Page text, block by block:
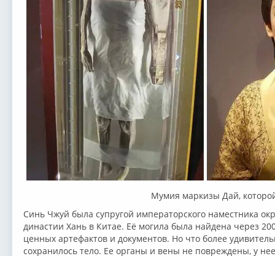
Мумия маркизы Дай,
Синь Чжуй была супругой императорского наместника
династии Хань в Китае. Её могила была найдена через
ценных артефактов и документов. Но что более
сохранилось тело. Ее органы и вены не повреждены, у